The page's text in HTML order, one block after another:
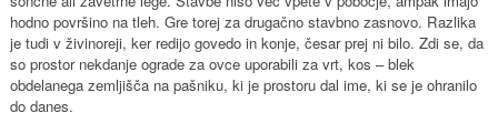
hodno površino na tleh. Gre torej za drugačno stavbno zasnovo. Razlika
je tudi v živinoreji, ker redijo govedo in konje, česar prej ni bilo. Zdi se, da
so prostor nekdanje ograde za ovce uporabili za vrt, kos – blek
obdelanega zemljišča na pašniku, ki je prostoru dal ime, ki se je ohranilo
do danes.